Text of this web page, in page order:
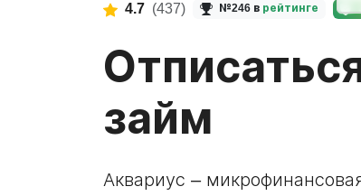
4.7 (437) №246 в рейтинге
займ
Аквариус –